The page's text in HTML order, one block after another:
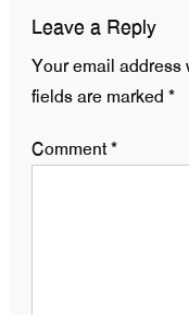
Leave a Reply
Your email
fields are marked *
Comment*